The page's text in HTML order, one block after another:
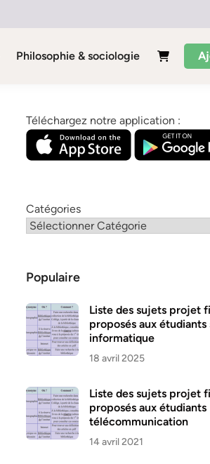
Philosophie & sociologie
Téléchargez notre application :
Catégories
Populaire
Liste des sujets projet
proposés aux
informatique
18 avril 2025
Liste des sujets projet
proposés aux étudiants
télécommunication
14 avril 2021